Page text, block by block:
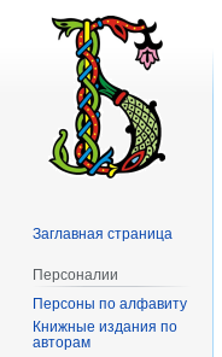
Заглавная страница
Персоналии
Персоны по алфавиту
Книжные издания по
авторам